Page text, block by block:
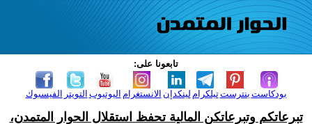
تابعونا على:
الفيسبوك التويتر اليوتيوب الانستغرام لينكدإن تيلكرامبنترست بودكاست
تبرعاتكم وتبرعاتكن المالية تحفظ استقلال الحوار المتمدن،